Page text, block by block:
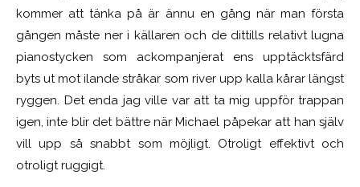
kommer att tänka på är ännu en gång när man första
gången måste ner i källaren och de dittills relativt lugna
pianostycken som ackompanjerat ens upptäcktsfärd
byts ut mot ilande stråkar som river upp kalla kårar längst
ryggen. Det enda jag ville var att ta mig uppför trappan
igen, inte blir det bättre när Michael påpekar att han själv
vill upp så snabbt som möjligt. Otroligt effektivt och
otroligt ruggigt.